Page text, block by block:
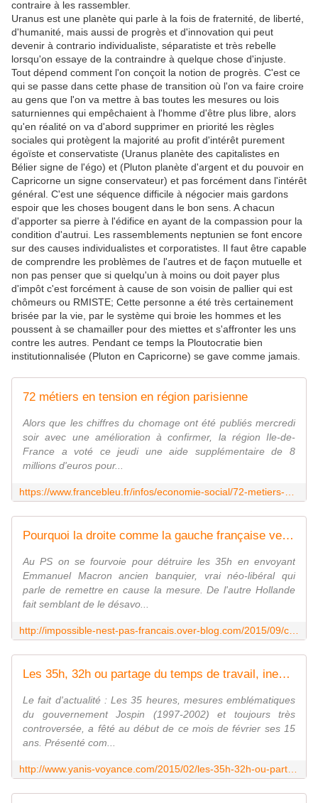
contraire à les rassembler.
Uranus est une planète qui parle à la fois de fraternité, de liberté,
d'humanité, mais aussi de progrès et d'innovation qui peut
devenir à contrario individualiste, séparatiste et très rebelle
lorsqu'on essaye de la contraindre à quelque chose d'injuste.
Tout dépend comment l'on conçoit la notion de progrès. C'est ce
qui se passe dans cette phase de transition où l'on va faire croire
au gens que l'on va mettre à bas toutes les mesures ou lois
saturniennes qui empêchaient à l'homme d'être plus libre, alors
qu'en réalité on va d'abord supprimer en priorité les règles
sociales qui protègent la majorité au profit d'intérêt purement
égoïste et conservatiste (Uranus planète des capitalistes en
Bélier signe de l'égo) et (Pluton planète d'argent et du pouvoir en
Capricorne un signe conservateur) et pas forcément dans l'intérêt
général. C'est une séquence difficile à négocier mais gardons
espoir que les choses bougent dans le bon sens. A chacun
d'apporter sa pierre à l'édifice en ayant de la compassion pour la
condition d'autrui. Les rassemblements neptunien se font encore
sur des causes individualistes et corporatistes. Il faut être capable
de comprendre les problèmes de l'autres et de façon mutuelle et
non pas penser que si quelqu'un à moins ou doit payer plus
d'impôt c'est forcément à cause de son voisin de pallier qui est
chômeurs ou RMISTE; Cette personne a été très certainement
brisée par la vie, par le système qui broie les hommes et les
poussent à se chamailler pour des miettes et s'affronter les uns
contre les autres. Pendant ce temps la Ploutocratie bien
institutionnalisée (Pluton en Capricorne) se gave comme jamais.
72 métiers en tension en région parisienne
Alors que les chiffres du chomage ont été publiés mercredi
soir avec une amélioration à confirmer, la région Ile-de-
France a voté ce jeudi une aide supplémentaire de 8
millions d'euros pour...
Pourquoi la droite comme la gauche française veulent casser les 35h - Rassemblement contre les injustices pour la liberté, le développement économique écologique
Au PS on se fourvoie pour détruire les 35h en envoyant
Emmanuel Macron ancien banquier, vrai néo-libéral qui
parle de remettre en cause la mesure. De l'autre Hollande
fait semblant de le désavo...
Les 35h, 32h ou partage du temps de travail, ineptie ou nécessité économique, démographique et sociale? - Yanis Voyance Astrologue
Le fait d'actualité : Les 35 heures, mesures emblématiques
du gouvernement Jospin (1997-2002) et toujours très
controversée, a fêté au début de ce mois de février ses 15
ans. Présenté com...